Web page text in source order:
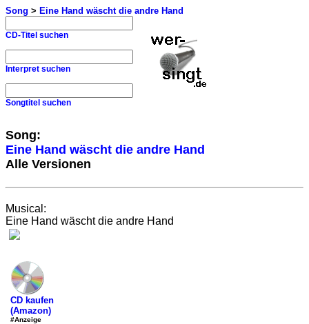
Song > Eine Hand wäscht die andre Hand
CD-Titel suchen
Interpret suchen
Songtitel suchen
Song:
Eine Hand wäscht die andre Hand
Alle Versionen
Musical:
Eine Hand wäscht die andre Hand
CD kaufen
(Amazon)
#Anzeige